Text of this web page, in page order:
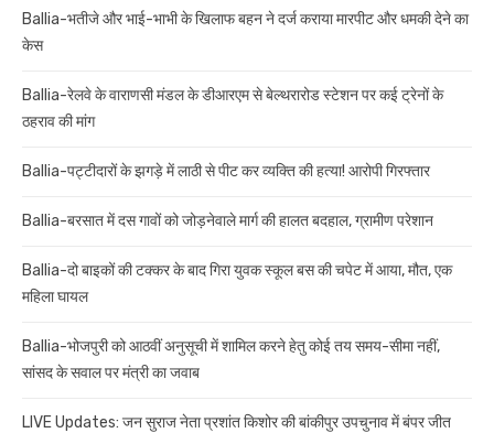
Ballia-भतीजे और भाई-भाभी के खिलाफ बहन ने दर्ज कराया मारपीट और धमकी देने का
केस
Ballia-रेलवे के वाराणसी मंडल के डीआरएम से बेल्थरारोड स्टेशन पर कई ट्रेनों के
ठहराव की मांग
Ballia-पट्टीदारों के झगड़े में लाठी से पीट कर व्यक्ति की हत्या! आरोपी गिरफ्तार
Ballia-बरसात में दस गावों को जोड़नेवाले मार्ग की हालत बदहाल, ग्रामीण परेशान
Ballia-दो बाइकों की टक्कर के बाद गिरा युवक स्कूल बस की चपेट में आया, मौत, एक
महिला घायल
Ballia-भोजपुरी को आठवीं अनुसूची में शामिल करने हेतु कोई तय समय-सीमा नहीं,
सांसद के सवाल पर मंत्री का जवाब
LIVE Updates: जन सुराज नेता प्रशांत किशोर की बांकीपुर उपचुनाव में बंपर जीत